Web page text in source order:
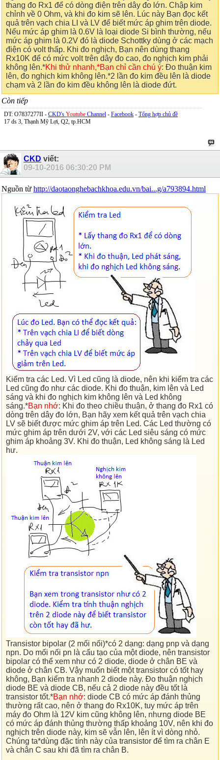
thang đo Rx1 để có dòng điện trên dây đo lớn. Chập kim
chỉnh về 0 Ohm, và khi đo kim sẽ lên. Lúc này Bạn đọc kết
quả trên vạch chia LI và LV để biết mức áp ghim trên diode.
Nếu mức áp ghim là 0.6V là loại diode Si bình thường, nếu
mức áp ghim là 0.2V đó là diode Schottky dùng ở các mạch
điện có volt thấp. Khi đo nghịch, Bạn nên dùng thang
Rx10K để có mức volt trên dây đo cao, đo nghịch kim phải
không lên.*Khi thử nhanh,*Bạn chỉ cần chú ý: Đo thuận kim
lên, đo nghịch kim không lên.*2 lần đo kim đều lên là diode
chạm và 2 lần đo kim đều không lên là diode đứt.
Còn tiếp
DT: O7837277II - CKD's Youtube Channel - Facebook - Tổng hợp chủ đề
17 ds 3, Thạnh Mỹ Lợi, Q2, tp.HCM
CKD viết:
09-10-2016 06:30:20 PM
Nguồn từ http://daotaonghebachkhoa.edu.vn/bai...g/a793894.html
Kiểm tra các Led. Vì Led cũng là diode, nên khi kiểm tra các
Led cũng đo như các diode. Khi đo thuận, kim lên và Led
sáng và khi đo nghịch kim không lên và Led không
sáng.*Bạn nhớ: Khi đo theo chiều thuận, ở thang đo Rx1 có
dòng trên dây đo lớn, Bạn hãy xem kết quả trên vạch chia
LV sẽ biết được mức ghim áp trên Led. Các Led thường có
mức ghim áp trên dưới 2V, với các Led siêu sáng có mức
ghim áp khoảng 3V. Khi đo thuận, Led không sáng là Led
hư.
Transistor bipolar (2 mối nối)*có 2 dạng: dạng pnp và dạng
npn. Do mối nối pn là cấu tạo của một diode, nên transistor
bipolar có thể xem như có 2 diode, diode ở chân BE và
diode ở chân CB. Vậy muốn biết một transistor có tốt hay
không, Bạn kiểm tra nhanh 2 diode này. Đo thuận nghịch
diode BE và diode CB, nếu cả 2 diode này đều tốt là
transistor tốt.*Bạn nhớ: diode CB có mức áp đánh thủng
thường rất cao, nên ở thang đo Rx10K, tuy mức áp trên
máy đo Ohm là 12V kim cũng không lên, nhưng diode BE
có mức áp đánh thủng thường thấp khoảng 10V, nên khi đo
nghịch trên diode này, kim sẽ vẫn lên, lên ít vì dòng nhỏ.
Chúng ta*dùng đặc tính này của transistor để tìm ra chân E
và chân C sau khi đã tìm ra chân B.